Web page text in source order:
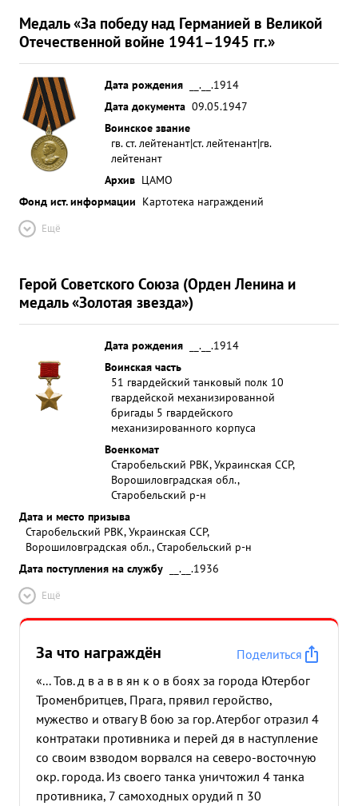
Медаль «За победу над Германией в Великой
Отечественной войне 1941–1945 гг.»
Дата рождения
__.__.1914
Дата документа 09.05.1947
Воинское звание
гв. ст. лейтенант|ст. лейтенант|гв.
лейтенант
Архив ЦАМО
Фонд ист. информации Картотека награждений
Ещё
Герой Советского Союза (Орден Ленина и
медаль «Золотая звезда»)
Дата рождения
__.__.1914
Воинская часть
51 гвардейский танковый полк 10
гвардейской механизированной
бригады 5 гвардейского
механизированного корпуса
Военкомат
Старобельский РВК, Украинская ССР,
Ворошиловградская обл.,
Старобельский р-н
Дата и место призыва
Старобельский РВК, Украинская ССР,
Ворошиловградская обл., Старобельский р-н
Дата поступления на службу
__.__.1936
Ещё
За что награждён
Поделиться
«... Тов. д в а в в ян к о в боях за города Ютербог
Троменбритцев, Прага, прявил геройство,
мужество и отвагу В бою за гор. Атербог отразил 4
контратаки противника и перей дя в наступление
со своим взводом ворвался на северо-восточную
окр. города. Из своего танка уничтожил 4 танка
противника, 7 самоходных орудий п 30